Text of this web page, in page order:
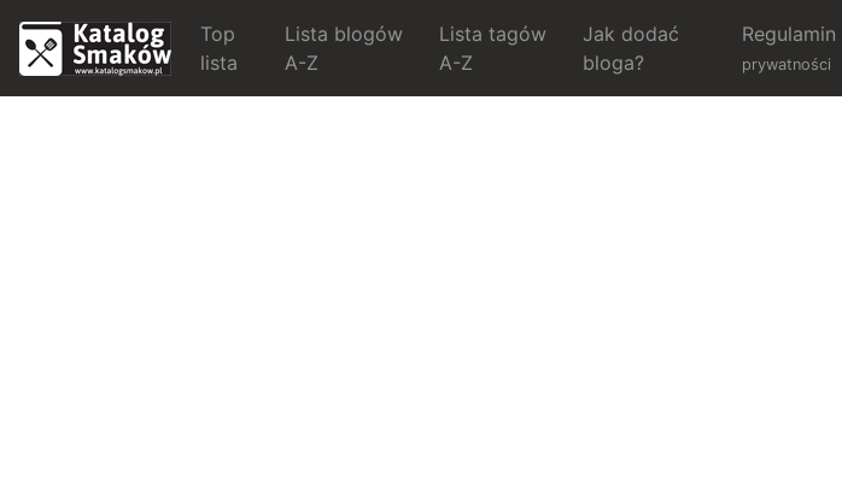
Top
lista
Lista blogów
A-Z
Lista tagów
A-Z
Jak dodać
bloga?
Regulamin
prywatności